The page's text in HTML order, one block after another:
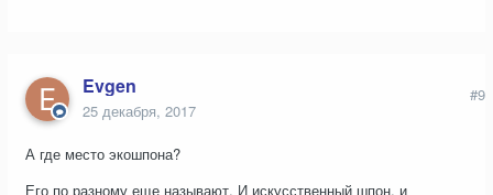
Evgen
25 декабря, 2017
#9
А где место экошпона?
Его по разному еще называют. И искусственный шпон, и